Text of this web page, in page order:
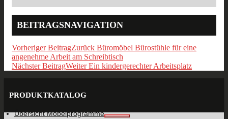
BEITRAGSNAVIGATION
Vorheriger BeitragZurück Büromöbel Bürostühle für eine
angenehme Arbeit am Schreibtisch
Nächster BeitragWeiter Ein kindergerechter Arbeitsplatz
PRODUKTKATALOG
Übersicht Möbelprogramme